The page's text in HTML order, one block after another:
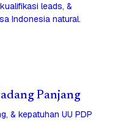
leads, &
Indonesia natural.
Panjang
& kepatuhan UU PDP